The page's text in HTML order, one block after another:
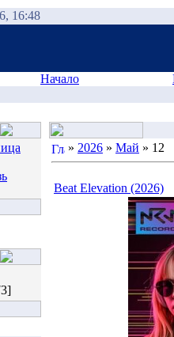
16:48
Начало
» 2026 » Май » 12
Beat Elevation (2026)